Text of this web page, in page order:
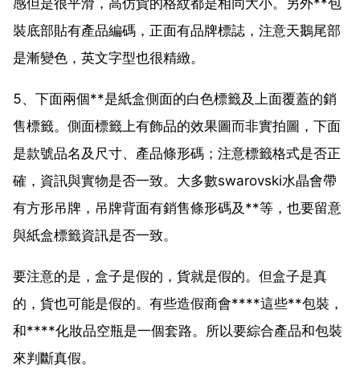
裝底部貼有產品編碼，正面有品牌標誌，注意天鵝尾部
是漸變色，英文字型也很精緻。
5、下面兩個**是紙盒側面的白色標籤及上面覆蓋的銷
售標籤。側面標籤上有飾品的效果圖而非實拍圖，下面
是款號品名及尺寸、產品條形碼；注意標籤格式是否正
確，資訊與實物是否一致。大多數swarovski水晶會帶
有方形吊牌，吊牌背面有銷售條形碼及**等，也要留意
與紙盒標籤資訊是否一致。
要注意的是，盒子是假的，貨就是假的。但盒子是真
的，貨也可能是假的。有些造假商會****這些**包裝，
和****化妝品空瓶是一個套路。所以要綜合產品和包裝
來判斷真假。